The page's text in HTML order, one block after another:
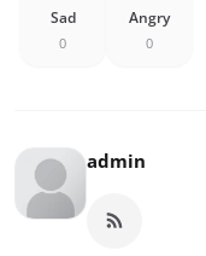
Sad
0
Angry
0
admin